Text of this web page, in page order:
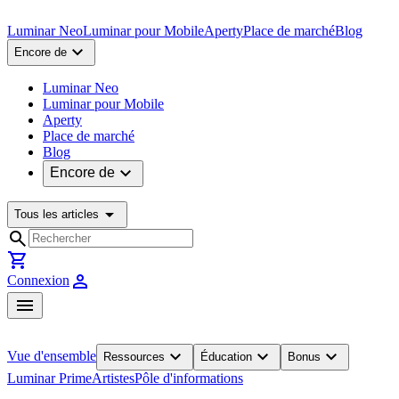
Luminar NeoLuminar pour MobileApertyPlace de marchéBlog
Encore de expand_more
Luminar Neo
Luminar pour Mobile
Aperty
Place de marché
Blog
Encore de expand_more
Tous les articles arrow_drop_down
search
shopping_cart
Connexion person
menu
Vue d'ensemble Ressources expand_more Éducation expand_more Bonus expand_more
Luminar PrimeArtistesPôle d'informations